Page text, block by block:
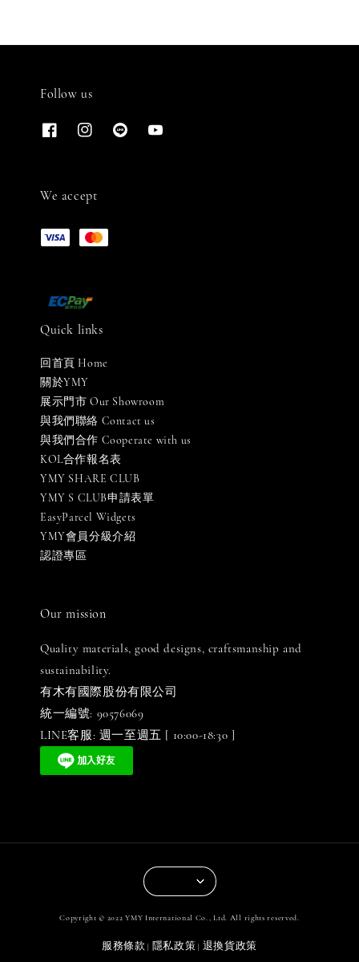
Follow us
We accept
Quick links
回首頁 Home
關於YMY
展示門市 Our Showroom
與我們聯絡 Contact us
與我們合作 Cooperate with us
KOL合作報名表
YMY SHARE CLUB
YMY S CLUB申請表單
EasyParcel Widgets
YMY會員分級介紹
認證專區
Our mission
Quality materials, good designs, craftsmanship and
sustainability.
有木有國際股份有限公司
統一編號: 90576069
LINE客服: 週一至週五 [ 10:00-18:30 ]
Copyright © 2022 YMY International Co., Ltd. All rights reserved.
服務條款 | 隱私政策 | 退換貨政策